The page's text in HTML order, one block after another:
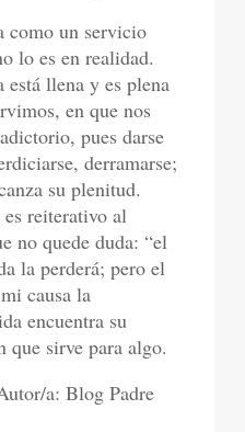
como un servicio
lo es en realidad.
llena y es plena
en que nos
pues darse
derramarse;
su plenitud.
reiterativo al
no quede duda: “el
la perderá; pero el
causa la
encuentra su
que sirve para algo.
a: Blog Padre